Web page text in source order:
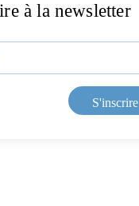
à la newsletter
S'inscrire